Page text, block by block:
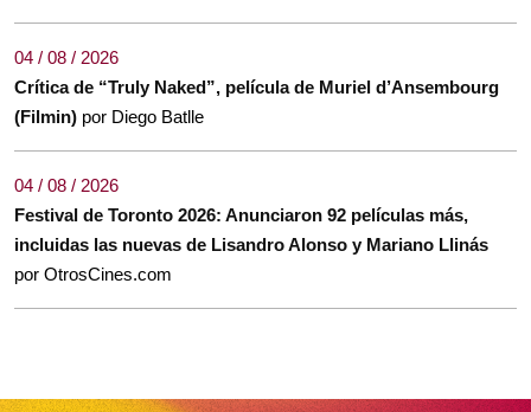
04 / 08 / 2026
Crítica de “Truly Naked”, película de Muriel d’Ansembourg
(Filmin) por Diego Batlle
04 / 08 / 2026
Festival de Toronto 2026: Anunciaron 92 películas más,
incluidas las nuevas de Lisandro Alonso y Mariano Llinás
por OtrosCines.com